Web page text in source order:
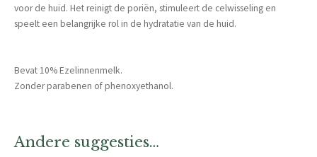
voor de huid. Het reinigt de poriën, stimuleert de celwisseling en
speelt een belangrijke rol in de hydratatie van de huid.
Bevat 10% Ezelinnenmelk.
Zonder parabenen of phenoxyethanol.
Andere suggesties…